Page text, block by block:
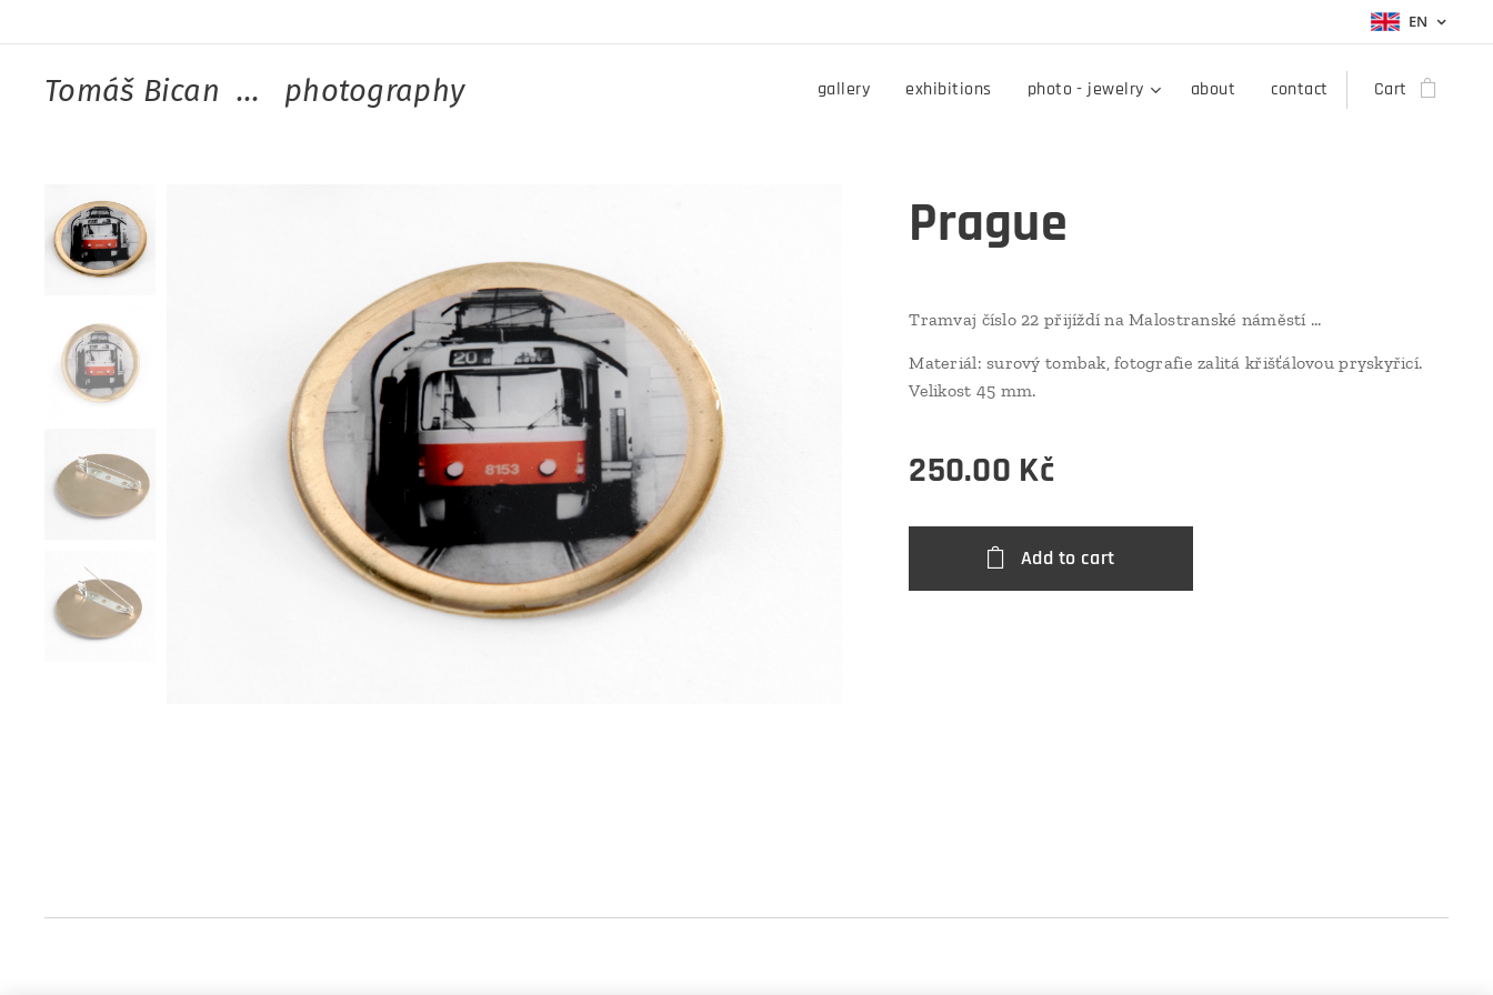
EN
Tomáš Bican ... photography gallery exhibitions photo - jewelry about contact Cart
Prague
Tramvaj číslo 22 přijíždí na Malostranské náměstí ...
Materiál: surový tombak, fotografie zalitá křišťálovou pryskyřicí.
Velikost 45 mm.
250.00 Kč
Add to cart